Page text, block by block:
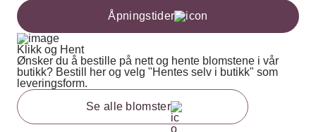
Åpningstider
Klikk og Hent
Ønsker du å bestille på nett og hente blomstene i vår
butikk? Bestill her og velg "Hentes selv i butikk" som
leveringsform.
Se alle blomster